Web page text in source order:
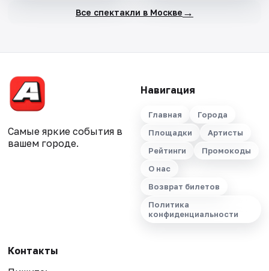
Все спектакли в Москве →
Самые яркие события в
вашем городе.
Навигация
Главная
Города
Площадки
Артисты
Рейтинги
Промокоды
О нас
Возврат билетов
Политика
конфиденциальности
Контакты